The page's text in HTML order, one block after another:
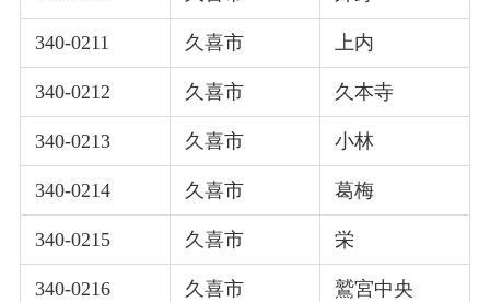
340-0211 久喜市 上内
340-0212 久喜市 久本寺
340-0213 久喜市 小林
340-0214 久喜市 葛梅
340-0215 久喜市 栄
340-0216 久喜市 鷲宮中央